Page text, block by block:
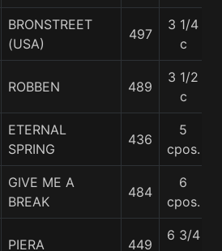
BRONSTREET
(USA)
497
3 1/4
c
ROBBEN 489
3 1/2
c
ETERNAL
SPRING
436
5
cpos.
GIVE ME A
BREAK
484
6
cpos.
PIERA 449
6 3/4